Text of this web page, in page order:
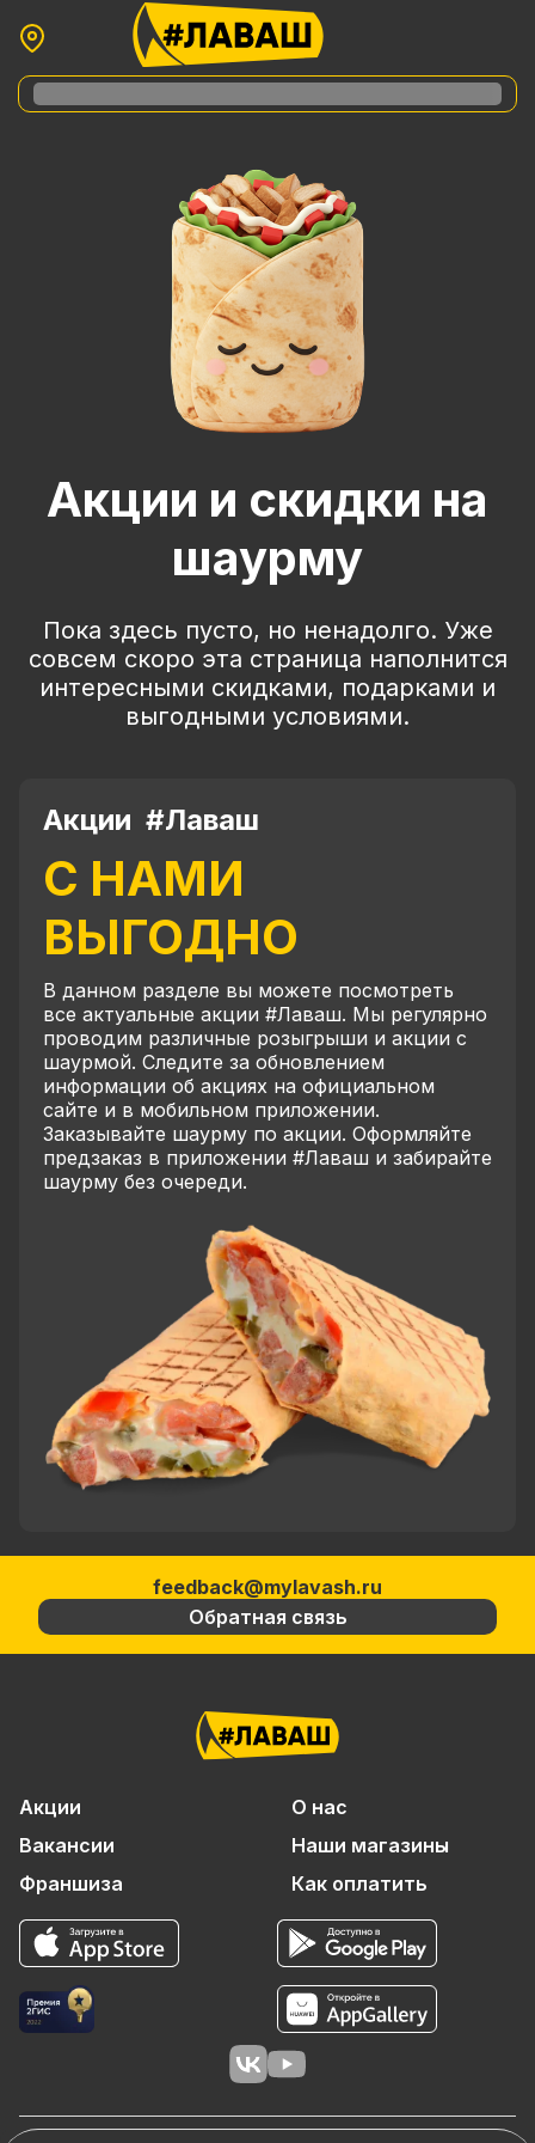
Акции и скидки на
шаурму
Пока здесь пусто, но ненадолго. Уже
совсем скоро эта страница наполнится
интересными скидками, подарками и
выгодными условиями.
Акции #Лаваш
С НАМИ
ВЫГОДНО
В данном разделе вы можете посмотреть
все актуальные акции #Лаваш. Мы регулярно
проводим различные розыгрыши и акции с
шаурмой. Следите за обновлением
информации об акциях на официальном
сайте и в мобильном приложении.
Заказывайте шаурму по акции. Оформляйте
предзаказ в приложении #Лаваш и забирайте
шаурму без очереди.
feedback@mylavash.ru
Обратная связь
Акции
О нас
Вакансии
Наши магазины
Франшиза
Как оплатить